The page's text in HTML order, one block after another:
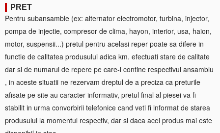
PRET
Pentru subansamble (ex: alternator electromotor, turbina, injector,
pompa de injectie, compresor de clima, hayon, interior, usa, haion,
motor, suspensii...) pretul pentru acelasi reper poate sa difere in
functie de calitatea produsului adica km. efectuati stare de calitate
dar si de numarul de repere pe care-l contine respectivul ansamblu
, in aceste situatii ne rezervam dreptul de a preciza ca preturile
afisate pe site au caracter informativ, pretul final al piesei va fi
stabilit in urma convorbirii telefonice cand veti fi informat de starea
produsului la momentul respectiv, dar si daca acel produs mai este